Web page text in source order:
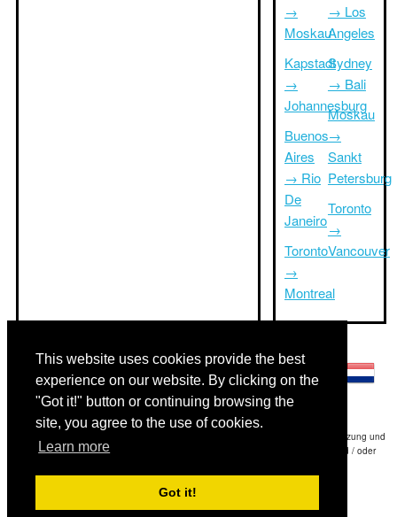
This website uses cookies provide the best
experience on our website. By clicking on the
"Got it!" button or continuing browsing the
site, you agree to the use of cookies.
Learn more
Got it!
→
Moskau
Kapstadt
→
Johannesburg
Buenos
Aires
→ Rio
De
Janeiro
Toronto
→
Montreal
→ Los
Angeles
Sydney
→ Bali
Moskau
→
Sankt
Petersburg
Toronto
→
Vancouver
Haftungsausschluss: Die Informationen auf dieser Website ist unsere beste Schätzung und
für nur Ihre Referenz.Triptimeto.com haftet nicht für jede Reise Verzögerung und / oder